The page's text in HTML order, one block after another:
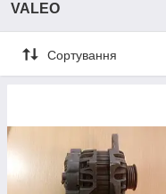
VALEO
Сортування